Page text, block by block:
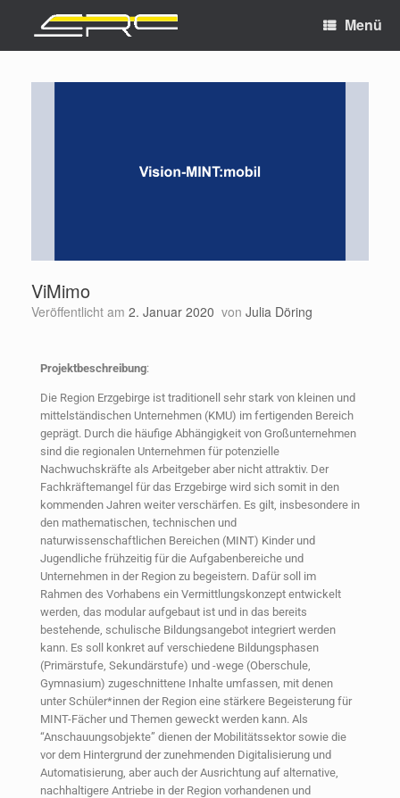
Menü
ViMimo
Veröffentlicht am 2. Januar 2020 von Julia Döring
Projektbeschreibung:
Die Region Erzgebirge ist traditionell sehr stark von kleinen und
mittelständischen Unternehmen (KMU) im fertigenden Bereich
geprägt. Durch die häufige Abhängigkeit von Großunternehmen
sind die regionalen Unternehmen für potenzielle
Nachwuchskräfte als Arbeitgeber aber nicht attraktiv. Der
Fachkräftemangel für das Erzgebirge wird sich somit in den
kommenden Jahren weiter verschärfen. Es gilt, insbesondere in
den mathematischen, technischen und
naturwissenschaftlichen Bereichen (MINT) Kinder und
Jugendliche frühzeitig für die Aufgabenbereiche und
Unternehmen in der Region zu begeistern. Dafür soll im
Rahmen des Vorhabens ein Vermittlungskonzept entwickelt
werden, das modular aufgebaut ist und in das bereits
bestehende, schulische Bildungsangebot integriert werden
kann. Es soll konkret auf verschiedene Bildungsphasen
(Primärstufe, Sekundärstufe) und -wege (Oberschule,
Gymnasium) zugeschnittene Inhalte umfassen, mit denen
unter Schüler*innen der Region eine stärkere Begeisterung für
MINT-Fächer und Themen geweckt werden kann. Als
“Anschauungsobjekte” dienen der Mobilitätssektor sowie die
vor dem Hintergrund der zunehmenden Digitalisierung und
Automatisierung, aber auch der Ausrichtung auf alternative,
nachhaltigere Antriebe in der Region vorhandenen und